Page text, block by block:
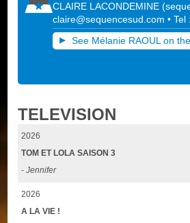
CLAIRE LACONDEMINE (
claire@sequencesud.com •
See Mélanie RAOUL on
TELEVISION
2026
TOM ET LOLA SAISON 3
-Jennifer
2026
A LA VIE !